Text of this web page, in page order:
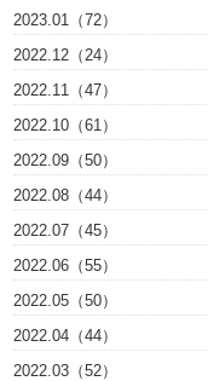
2023.01（72）
2022.12（24）
2022.11（47）
2022.10（61）
2022.09（50）
2022.08（44）
2022.07（45）
2022.06（55）
2022.05（50）
2022.04（44）
2022.03（52）